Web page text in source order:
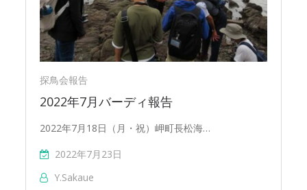
探鳥会報告
2022年7月バーディ報告
2022年7月18日（月・祝）岬町長松海…
2022年7月23日
Y.sakaue